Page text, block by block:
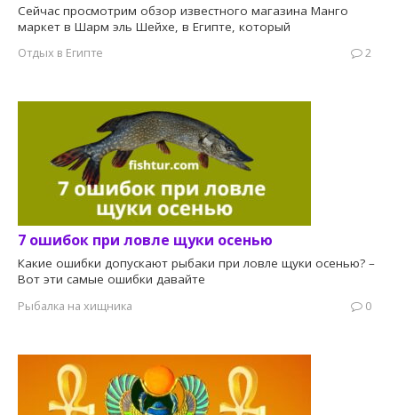
Сейчас просмотрим обзор известного магазина Манго
маркет в Шарм эль Шейхе, в Египте, который
Отдых в Египте
2
7 ошибок при ловле щуки осенью
Какие ошибки допускают рыбаки при ловле щуки осенью? –
Вот эти самые ошибки давайте
Рыбалка на хищника
0